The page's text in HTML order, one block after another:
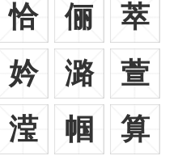
恰 俪
萃
妗 潞
萱
滢 帼
算